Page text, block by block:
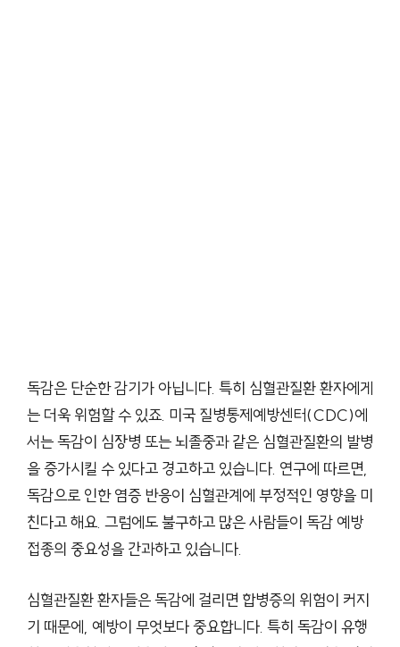
독감은 단순한 감기가 아닙니다. 특히 심혈관질환 환자에게
는 더욱 위험할 수 있죠. 미국 질병통제예방센터(CDC)에
서는 독감이 심장병 또는 뇌졸중과 같은 심혈관질환의 발병
을 증가시킬 수 있다고 경고하고 있습니다. 연구에 따르면,
독감으로 인한 염증 반응이 심혈관계에 부정적인 영향을 미
친다고 해요. 그럼에도 불구하고 많은 사람들이 독감 예방
접종의 중요성을 간과하고 있습니다.
심혈관질환 환자들은 독감에 걸리면 합병증의 위험이 커지
기 때문에, 예방이 무엇보다 중요합니다. 특히 독감이 유행